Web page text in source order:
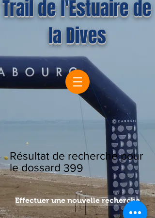
Trail de l'Estuaire de
la Dives
Résultat de recherche pour
le dossard 399
Effectuer une nouvelle recherche